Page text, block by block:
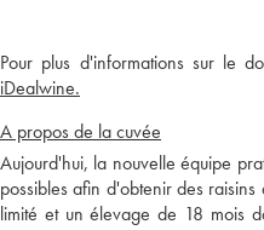
Pour plus d'informations sur le
iDealwine.
A propos de la cuvée
Aujourd'hui, la nouvelle équipe
possibles afin d'obtenir des
limité et un élevage de 18 mois